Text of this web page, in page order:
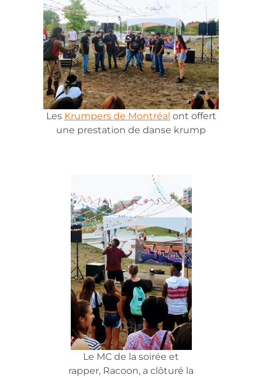
Les Krumpers de Montréal ont offert
une prestation de danse krump
Le MC de la soirée et
rapper, Racoon, a clôturé la